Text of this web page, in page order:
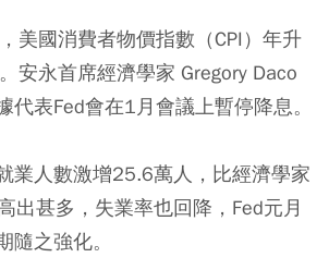
美國消費者物價指數（CPI）年升
安永首席經濟學家 Gregory Daco
代表Fed會在1月會議上暫停降息。
業人數激增25.6萬人，比經濟學家
出甚多，失業率也回降，Fed元月
隨之強化。